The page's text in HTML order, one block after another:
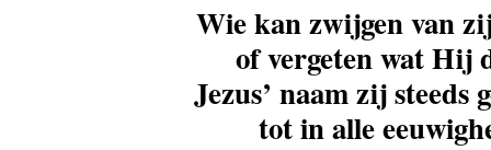
Wie kan zwijgen van
of vergeten wat Hij
Jezus’ naam zij steeds
tot in alle